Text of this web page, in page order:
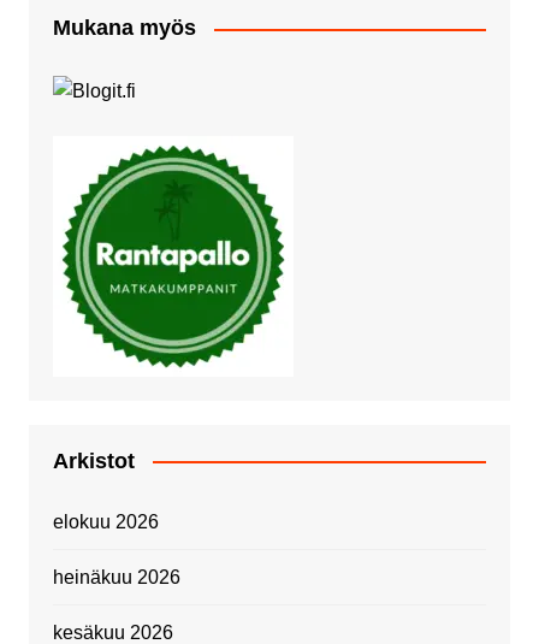
Mukana myös
Arkistot
elokuu 2026
heinäkuu 2026
kesäkuu 2026